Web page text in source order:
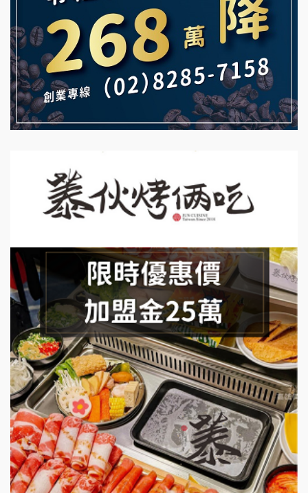
自助洗衣店誠徵代洗收送人員(台中市)
MUSHEN徵SPA美容芳療師
日十。早午食加盟說明會
拾鑶火鍋加盟說明會
TEA TOP加盟說明會
珍好味臭臭鍋加盟說明會
藍象廷泰式火鍋加盟說明會
上宇林加盟說明會
莫尼早餐Morni加盟說明會
手作功夫茶加盟說明會
SHARE TEA歇腳亭加盟說明會
潮味決-湯滷專門店加盟說明會
鬍子茶加盟說明會
鮮茶道加盟說明會
微風亭鐵板燒加盟說明會
漫步藍咖啡加盟說明會
明石章魚燒加盟說明會